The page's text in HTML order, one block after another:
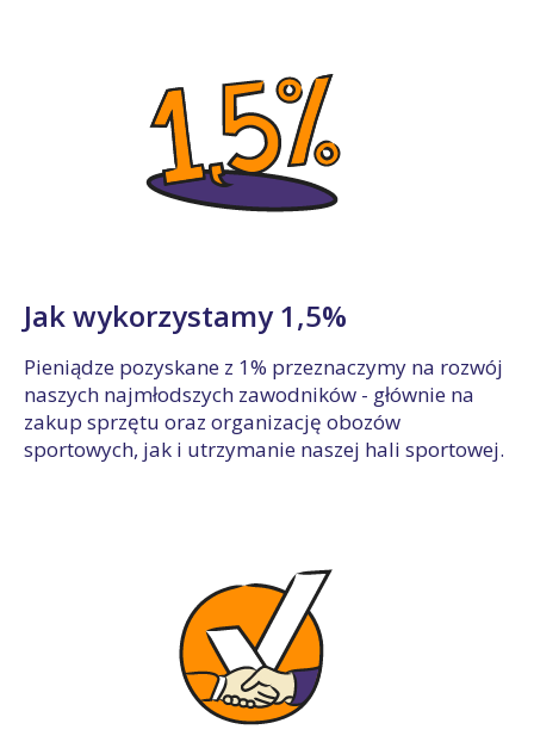
Jak wykorzystamy 1,5%
Pieniądze pozyskane z 1% przeznaczymy na rozwój
naszych najmłodszych zawodników - głównie na
zakup sprzętu oraz organizację obozów
sportowych, jak i utrzymanie naszej hali sportowej.